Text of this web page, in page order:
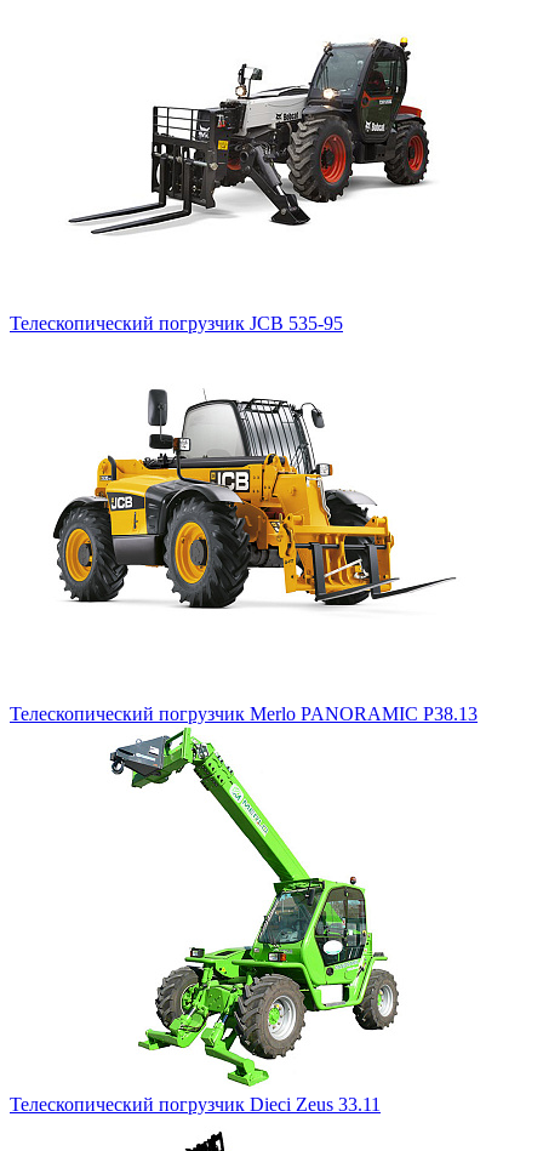
Телескопический погрузчик JCB 535-95
Телескопический погрузчик Merlo PANORAMIC P38.13
Телескопический погрузчик Dieci Zeus 33.11